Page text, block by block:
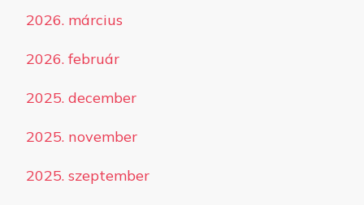
2026. március
2026. február
2025. december
2025. november
2025. szeptember